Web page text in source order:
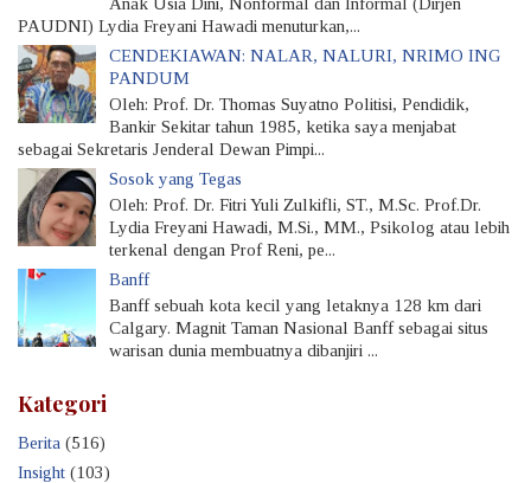
PAUDNI) Lydia Freyani Hawadi menuturkan,...
CENDEKIAWAN: NALAR, NALURI, NRIMO ING
PANDUM
Oleh: Prof. Dr. Thomas Suyatno Politisi, Pendidik,
Bankir Sekitar tahun 1985, ketika saya menjabat
sebagai Sekretaris Jenderal Dewan Pimpi...
Sosok yang Tegas
Oleh: Prof. Dr. Fitri Yuli Zulkifli, ST., M.Sc. Prof.Dr.
Lydia Freyani Hawadi, M.Si., MM., Psikolog atau lebih
terkenal dengan Prof Reni, pe...
Banff
Banff sebuah kota kecil yang letaknya 128 km dari
Calgary. Magnit Taman Nasional Banff sebagai situs
warisan dunia membuatnya dibanjiri ...
Kategori
Berita (516)
Insight (103)